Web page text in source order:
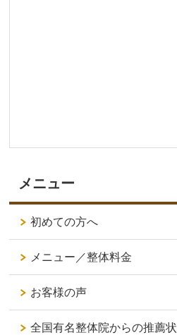
メニュー
初めての方へ
メニュー／整体料金
お客様の声
全国有名整体院からの推薦状